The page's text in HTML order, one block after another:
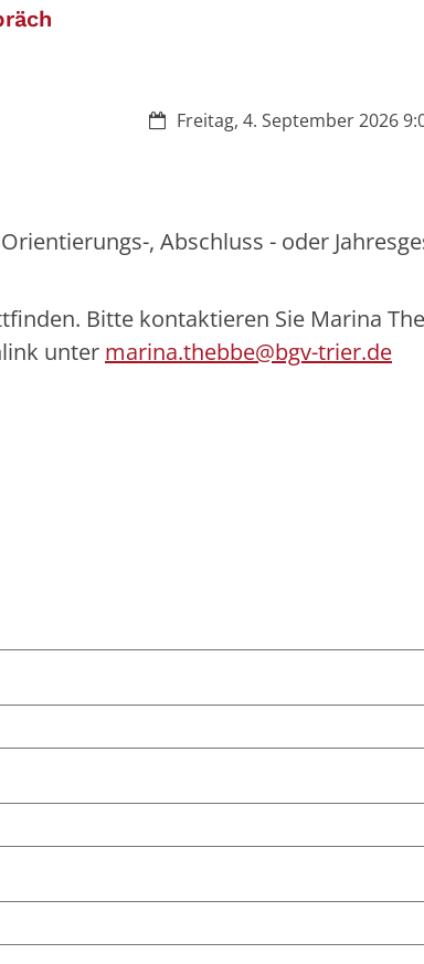
Datum:Freitag, 4. September 2026
, Abschluss - oder
Bitte kontaktieren Sie Marina
unter marina.thebbe@bgv-trier.de